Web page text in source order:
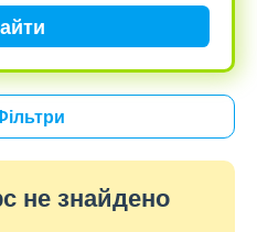
не знайдено